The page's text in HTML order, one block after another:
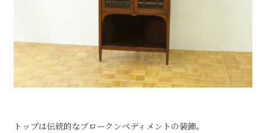
トップは伝統的なブロークンペディメントの装飾。